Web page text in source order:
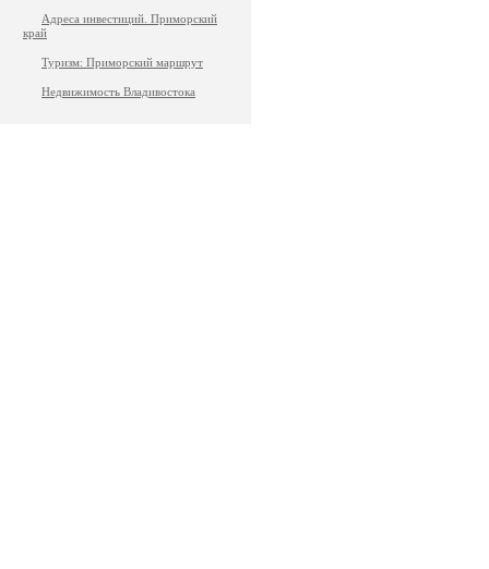
Адреса инвестиций. Приморский
край
Туризм: Приморский маршрут
Недвижимость Владивостока